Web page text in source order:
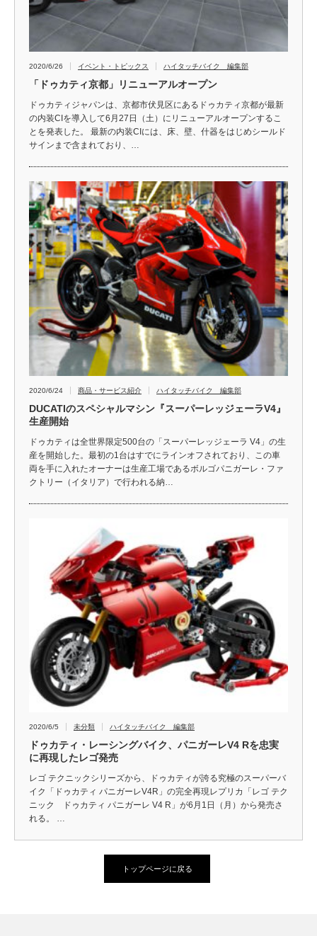
2020/6/26 イベント・トピックス ハイタッチバイク 編集部
「ドゥカティ京都」リニューアルオープン
ドゥカティジャパンは、京都市伏見区にあるドゥカティ京都が最新
の内装CIを導入して6月27日（土）にリニューアルオープンするこ
とを発表した。 最新の内装CIには、床、壁、什器をはじめシールド
サインまで含まれており、…
2020/6/24 商品・サービス紹介 ハイタッチバイク 編集部
DUCATIのスペシャルマシン『スーパーレッジェーラV4』
生産開始
ドゥカティは全世界限定500台の「スーパーレッジェーラ V4」の生
産を開始した。最初の1台はすでにラインオフされており、この車
両を手に入れたオーナーは生産工場であるボルゴパニガーレ・ファ
クトリー（イタリア）で行われる納…
2020/6/5 未分類 ハイタッチバイク 編集部
ドゥカティ・レーシングバイク、パニガーレV4 Rを忠実
に再現したレゴ発売
レゴ テクニックシリーズから、ドゥカティが誇る究極のスーパーバ
イク「ドゥカティ パニガーレV4R」の完全再現レプリカ「レゴ テク
ニック ドゥカティ パニガーレ V4 R」が6月1日（月）から発売さ
れる。 …
トップページに戻る